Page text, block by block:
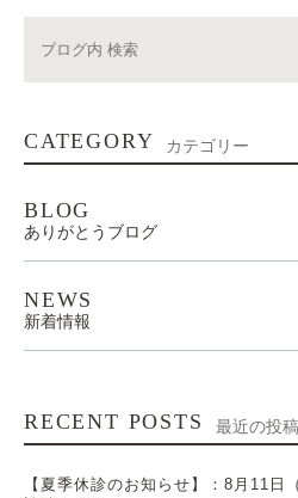
CATEGORY カテゴリー
BLOG
ありがとうブログ
NEWS
新着情報
RECENT POSTS 最近の投稿
【夏季休診のお知らせ】：8月11日